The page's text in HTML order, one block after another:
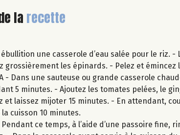
larecette
ébullition une casserole d’eau salée pour le
grossièrement les épinards. - Pelez et
- Dans une sauteuse ou grande casserole
5 minutes. - Ajoutez les tomates pelées, le
et laissez mijoter 15 minutes. - En attendant,
cuisson 10 minutes.
- Pendant ce temps, à l’aide d’une passoire